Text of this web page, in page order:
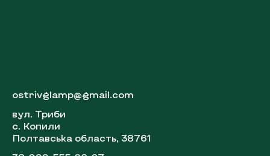
ostrivglamp@gmail.com
вул. Триби
с. Копили
Полтавська область, 38761